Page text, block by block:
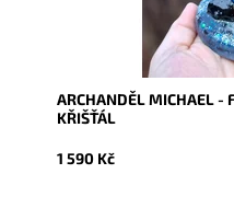
ARCHANDĚL MICHAEL -
KŘIŠŤÁL
1 590 Kč